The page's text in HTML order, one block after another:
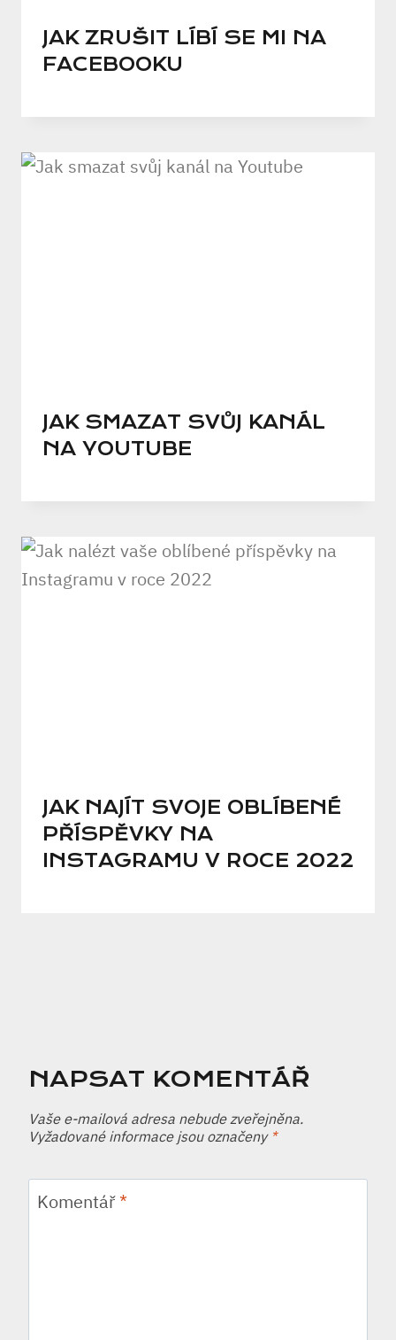
JAK ZRUŠIT LÍBÍ SE MI NA
FACEBOOKU
JAK SMAZAT SVŮJ KANÁL
NA YOUTUBE
JAK NAJÍT SVOJE OBLÍBENÉ
PŘÍSPĚVKY NA
INSTAGRAMU V ROCE 2022
NAPSAT KOMENTÁŘ
Vaše e-mailová adresa nebude zveřejněna.
Vyžadované informace jsou označeny *
Komentář*